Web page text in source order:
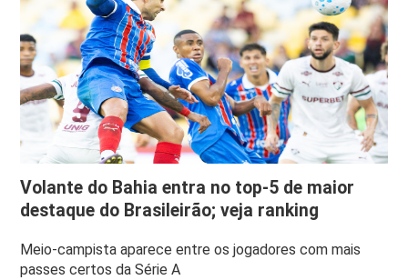
Volante do Bahia entra no top-5 de maior
destaque do Brasileirão; veja ranking
Meio-campista aparece entre os jogadores com mais
passes certos da Série A